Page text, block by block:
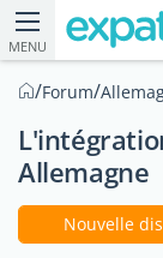
MENU
/Forum/
Allemagne
Nouvelle